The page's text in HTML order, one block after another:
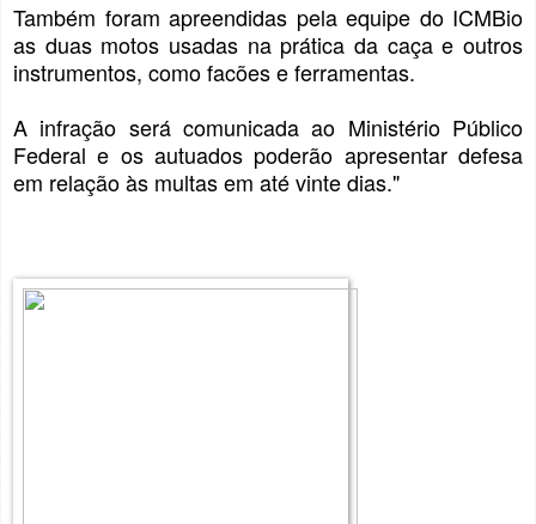
Também foram apreendidas pela equipe do ICMBio
as duas motos usadas na prática da caça e outros
instrumentos, como facões e ferramentas.
A infração será comunicada ao Ministério Público
Federal e os autuados poderão apresentar defesa
em relação às multas em até vinte dias."